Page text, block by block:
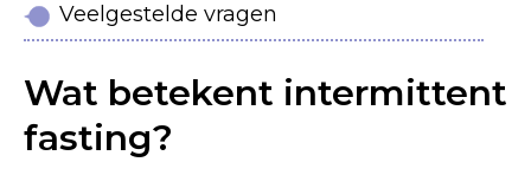
Veelgestelde vragen
Wat betekent intermittent
fasting?